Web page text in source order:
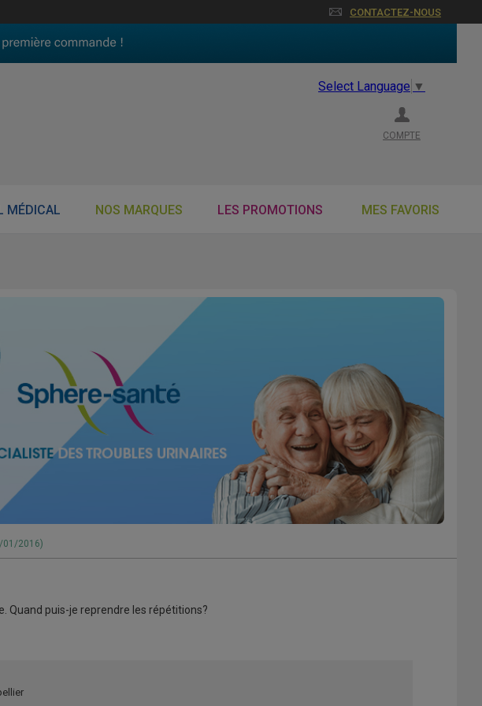
CONTACTEZ-NOUS
Select Language ▼
COMPTE
MÉDICAL NOS MARQUES LES PROMOTIONS MES FAVORIS
01/2016)
Quand puis-je reprendre les répétitions?